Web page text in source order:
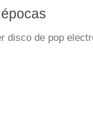
disco de pop